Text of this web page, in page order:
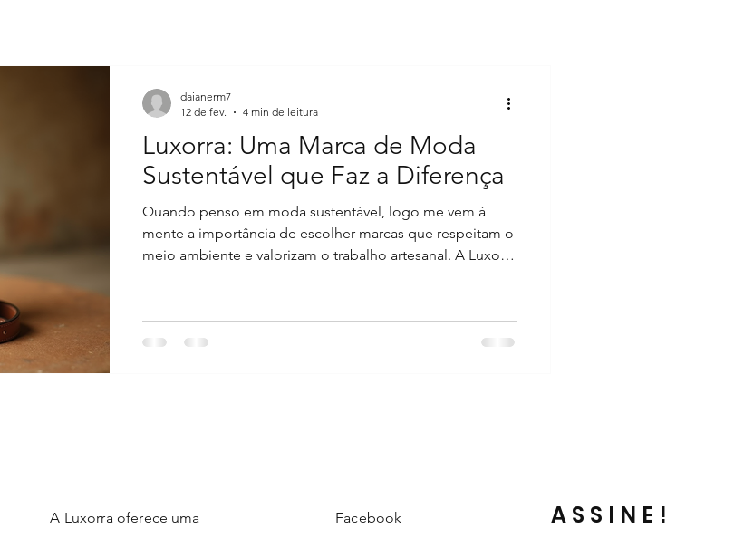
Luxorra: Uma Marca de Moda
Sustentável que Faz a Diferença
Quando penso em moda sustentável, logo me vem à
mente a importância de escolher marcas que respeitam o
meio ambiente e valorizam o trabalho artesanal. A Luxorra
compromisso real com a sustentabilidade. Hoje, quero
compartilhar com você tudo sobre essa marca que está
daianerm7
12 de fev.
4 min de leitura
A Luxorra oferece uma Facebook ASSINE!